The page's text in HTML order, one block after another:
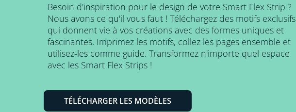
Besoin d'inspiration pour le design de votre Smart Flex Strip ?
Nous avons ce qu'il vous faut ! Téléchargez des motifs exclusifs
qui donnent vie à vos créations avec des formes uniques et
fascinantes. Imprimez les motifs, collez les pages ensemble et
utilisez-les comme guide. Transformez n'importe quel espace
avec les Smart Flex Strips !
TÉLÉCHARGER LES MODÈLES